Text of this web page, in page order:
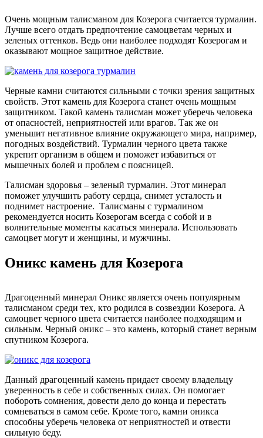
Очень мощным талисманом для Козерога считается турмалин.
Лучше всего отдать предпочтение самоцветам черных и
зеленых оттенков. Ведь они наиболее подходят Козерогам и
оказывают мощное защитное действие.
Черные камни считаются сильными с точки зрения защитных
свойств. Этот камень для Козерога станет очень мощным
защитником. Такой камень талисман может уберечь человека
от опасностей, неприятностей или врагов. Так же он
уменьшит негативное влияние окружающего мира, например,
погодных воздействий. Турмалин черного цвета также
укрепит организм в общем и поможет избавиться от
мышечных болей и проблем с поясницей.
Талисман здоровья – зеленый турмалин. Этот минерал
поможет улучшить работу сердца, снимет усталость и
поднимет настроение. Талисманы с турмалином
рекомендуется носить Козерогам всегда с собой и в
волнительные моменты касаться минерала. Использовать
самоцвет могут и женщины, и мужчины.
Оникс камень для Козерога
Драгоценный минерал Оникс является очень популярным
талисманом среди тех, кто родился в созвездии Козерога. А
самоцвет черного цвета считается наиболее подходящим и
сильным. Черный оникс – это камень, который станет верным
спутником Козерога.
Данный драгоценный камень придает своему владельцу
уверенность в себе и собственных силах. Он помогает
побороть сомнения, довести дело до конца и перестать
сомневаться в самом себе. Кроме того, камни оникса
способны уберечь человека от неприятностей и отвести
сильную беду.